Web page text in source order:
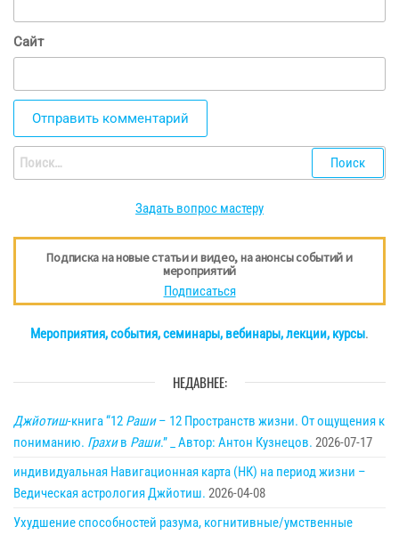
Сайт
Найти:
Задать вопрос мастеру
Подписка на новые статьи и видео, на анонсы событий и
мероприятий
Подписаться
Мероприятия, события, семинары, вебинары, лекции, курсы.
НЕДАВНЕЕ:
Джйотиш-книга “12 Раши– 12 Пространств жизни. От ощущения к
пониманию. Грахив Раши.” _ Автор: Антон Кузнецов. 2026-07-17
индивидуальная Навигационная карта (НК) на период жизни –
Ведическая астрология Джйотиш. 2026-04-08
Ухудшение способностей разума, когнитивные/умственные